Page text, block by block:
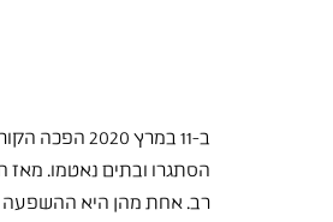
ב-11 במרץ
הסתגרו ובתים נאטמו. מאז
רב. אחת מהן היא ההשפעה